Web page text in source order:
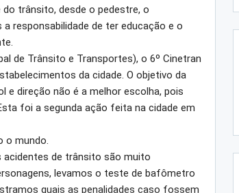
trânsito, desde o pedestre, o
responsabilidade de ter educação e o
de Trânsito e Transportes), o 6º Cinetran
da cidade. O objetivo da
direção não é a melhor escolha, pois
foi a segunda ação feita na cidade em
o mundo.
de trânsito são muito
levamos o teste de bafômetro
quais as penalidades caso fossem